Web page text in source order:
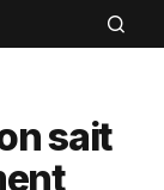
sait